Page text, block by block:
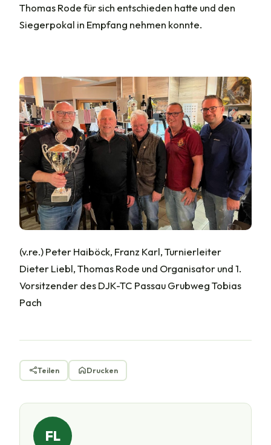
Thomas Rode für sich entschieden hatte und den
Siegerpokal in Empfang nehmen konnte.
(v.re.) Peter Haiböck, Franz Karl, Turnierleiter
Dieter Liebl, Thomas Rode und Organisator und 1.
Vorsitzender des DJK-TC Passau Grubweg Tobias
Pach
Teilen Drucken
FL